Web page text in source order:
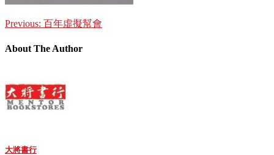
Previous: 百年虛擬幫會
About The Author
大將書行